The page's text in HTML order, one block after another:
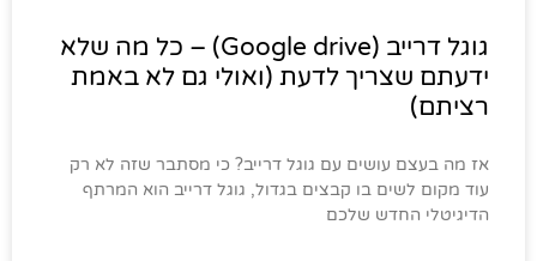
גוגל דרייב (Google drive) – כל מה שלא
ידעתם שצריך לדעת (ואולי גם לא באמת
רציתם)
אז מה בעצם עושים עם גוגל דרייב? כי מסתבר שזה לא רק
עוד מקום לשים בו קבצים בגדול, גוגל דרייב הוא המרתף
הדיגיטלי החדש שלכם